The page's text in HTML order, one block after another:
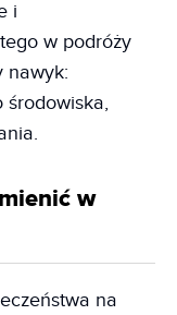
i
w podróży
nawyk:
środowiska,
w
na